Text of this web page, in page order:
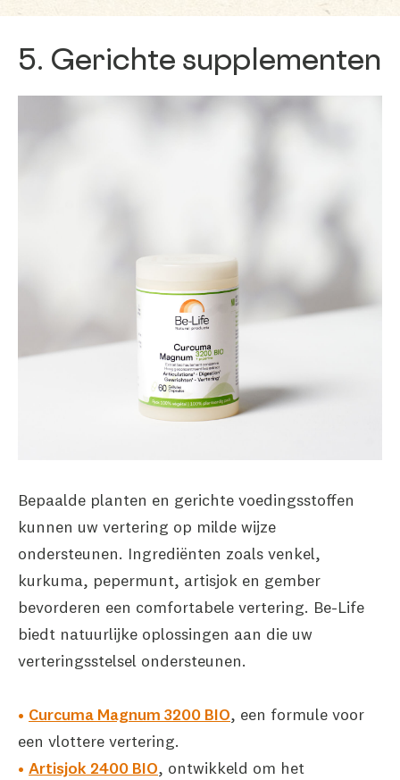
5. Gerichte supplementen
Bepaalde planten en gerichte voedingsstoffen
kunnen uw vertering op milde wijze
ondersteunen. Ingrediënten zoals venkel,
kurkuma, pepermunt, artisjok en gember
bevorderen een comfortabele vertering. Be-Life
biedt natuurlijke oplossingen aan die uw
verteringsstelsel ondersteunen.
Curcuma Magnum 3200 BIO, een formule voor
een vlottere vertering.
Artisjok 2400 BIO, ontwikkeld om het